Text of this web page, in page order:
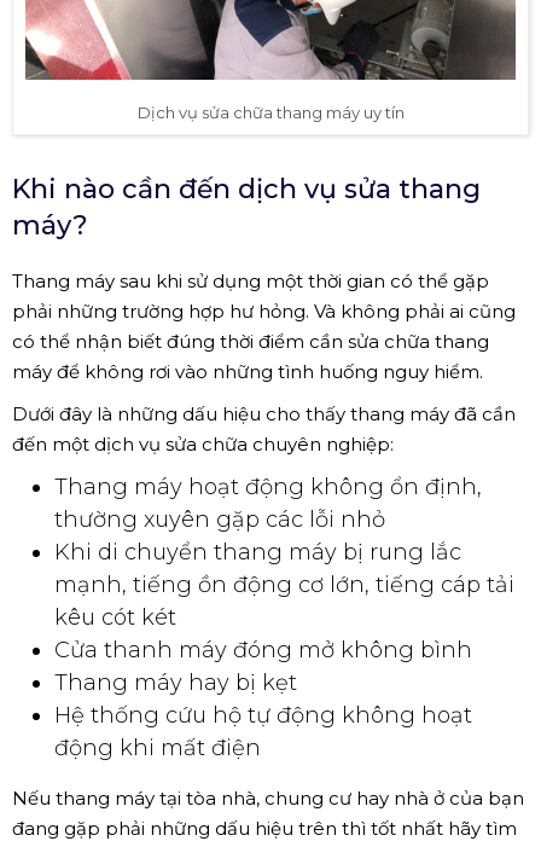
Dịch vụ sửa chữa thang máy uy tín
Khi nào cần đến dịch vụ sửa thang
máy?
Thang máy sau khi sử dụng một thời gian có thể gặp
phải những trường hợp hư hỏng. Và không phải ai cũng
có thể nhận biết đúng thời điểm cần sửa chữa thang
máy để không rơi vào những tình huống nguy hiểm.
Dưới đây là những dấu hiệu cho thấy thang máy đã cần
đến một dịch vụ sửa chữa chuyên nghiệp:
Thang máy hoạt động không ổn định,
thường xuyên gặp các lỗi nhỏ
Khi di chuyển thang máy bị rung lắc
mạnh, tiếng ồn động cơ lớn, tiếng cáp tải
kêu cót két
Cửa thanh máy đóng mở không bình
Thang máy hay bị kẹt
Hệ thống cứu hộ tự động không hoạt
động khi mất điện
Nếu thang máy tại tòa nhà, chung cư hay nhà ở của bạn
đang gặp phải những dấu hiệu trên thì tốt nhất hãy tìm